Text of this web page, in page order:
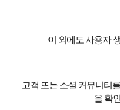
이 외에도 사용자
고객 또는 소셜 커뮤니티
을 확